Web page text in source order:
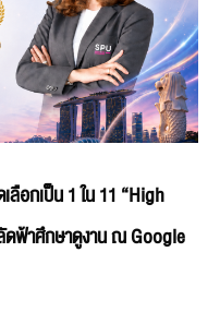
ลือกเป็น 1 ใน 11 “High
ดฟ้าศึกษาดูงาน ณ Google